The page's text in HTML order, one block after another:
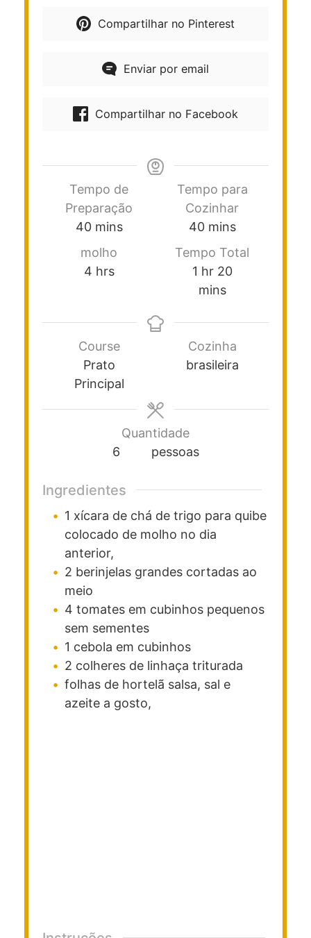
Compartilhar no Pinterest
Enviar por email
Compartilhar no Facebook
Tempo de
Preparação
40 mins
Tempo para
Cozinhar
40 mins
molho
4 hrs
Tempo Total
1 hr 20
mins
Course
Prato
Principal
Cozinha
brasileira
Quantidade
6
pessoas
Ingredientes
1 xícara de chá de trigo para quibe
colocado de molho no dia
anterior,
2 berinjelas grandes cortadas ao
meio
4 tomates em cubinhos pequenos
sem sementes
1 cebola em cubinhos
2 colheres de linhaça triturada
folhas de hortelã salsa, sal e
azeite a gosto,